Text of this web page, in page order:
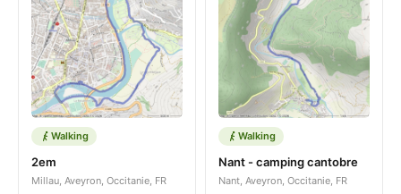
Walking
2em
Millau, Aveyron, Occitanie, FR
Walking
Nant - camping cantobre
Nant, Aveyron, Occitanie, FR